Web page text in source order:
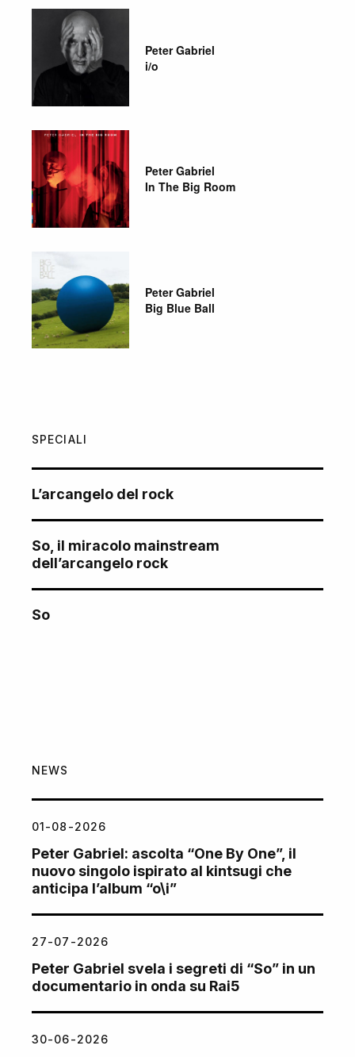
Peter Gabriel
i/o
Peter Gabriel
In The Big Room
Peter Gabriel
Big Blue Ball
SPECIALI
L’arcangelo del rock
So, il miracolo mainstream
dell’arcangelo rock
So
NEWS
01-08-2026
Peter Gabriel: ascolta “One By One”, il
nuovo singolo ispirato al kintsugi che
anticipa l’album “o\i”
27-07-2026
Peter Gabriel svela i segreti di “So” in un
documentario in onda su Rai5
30-06-2026